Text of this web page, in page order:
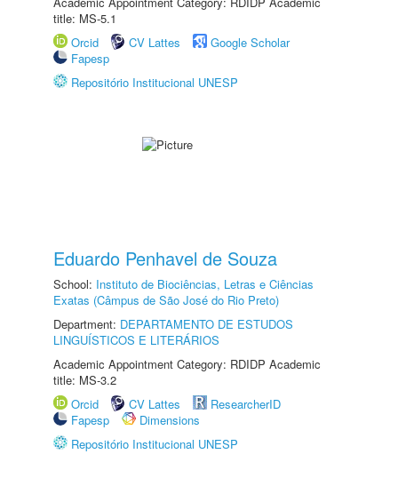
title: MS-5.1
Orcid
CV Lattes
Google Scholar
Fapesp
Repositório Institucional UNESP
Eduardo Penhavel de Souza
School: Instituto de Biociências, Letras e Ciências
Exatas (Câmpus de São José do Rio Preto)
Department: DEPARTAMENTO DE ESTUDOS
LINGUÍSTICOS E LITERÁRIOS
Academic Appointment Category: RDIDP Academic
title: MS-3.2
Orcid
CV Lattes
ResearcherID
Fapesp
Dimensions
Repositório Institucional UNESP